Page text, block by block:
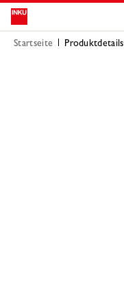
Startseite Produktdetails